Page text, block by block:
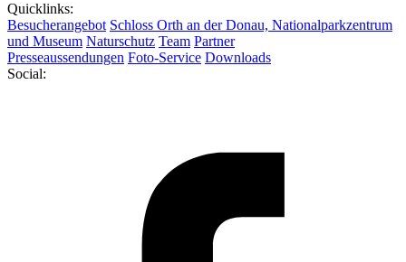
Quicklinks:
Besucherangebot Schloss Orth an der Donau, Nationalparkzentrum
und Museum Naturschutz Team Partner
Presseaussendungen Foto-Service Downloads
Social: